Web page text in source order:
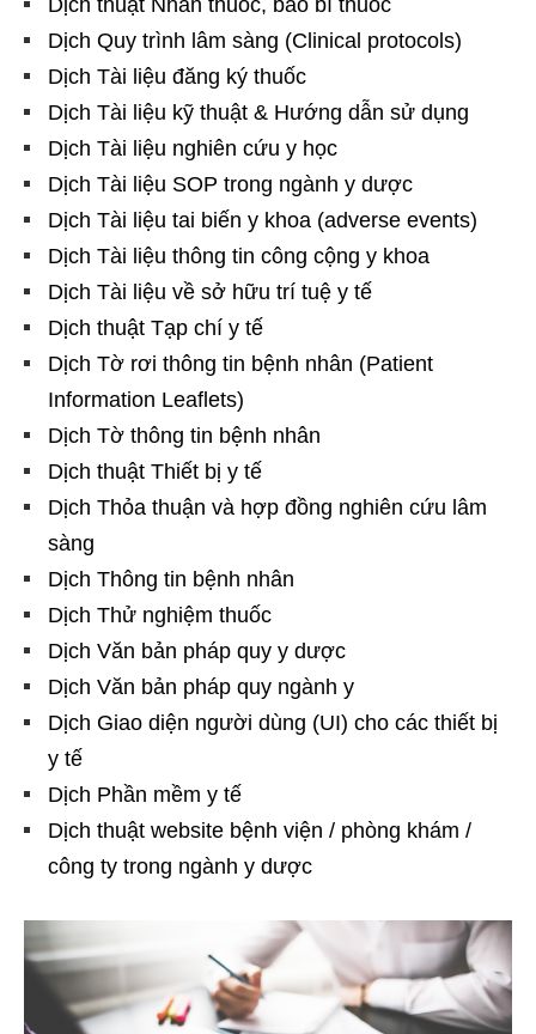
Dịch Quy trình lâm sàng (Clinical protocols)
Dịch Tài liệu đăng ký thuốc
Dịch Tài liệu kỹ thuật & Hướng dẫn sử dụng
Dịch Tài liệu nghiên cứu y học
Dịch Tài liệu SOP trong ngành y dược
Dịch Tài liệu tai biến y khoa (adverse events)
Dịch Tài liệu thông tin công cộng y khoa
Dịch Tài liệu về sở hữu trí tuệ y tế
Dịch thuật Tạp chí y tế
Dịch Tờ rơi thông tin bệnh nhân (Patient
Information Leaflets)
Dịch Tờ thông tin bệnh nhân
Dịch thuật Thiết bị y tế
Dịch Thỏa thuận và hợp đồng nghiên cứu lâm
sàng
Dịch Thông tin bệnh nhân
Dịch Thử nghiệm thuốc
Dịch Văn bản pháp quy y dược
Dịch Văn bản pháp quy ngành y
Dịch Giao diện người dùng (UI) cho các thiết bị
y tế
Dịch Phần mềm y tế
Dịch thuật website bệnh viện / phòng khám /
công ty trong ngành y dược